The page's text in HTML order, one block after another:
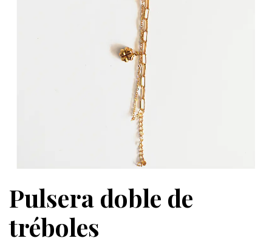
Pulsera doble de
tréboles